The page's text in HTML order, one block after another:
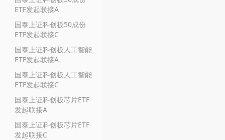
ETF发起联接A
国泰上证科创板50成份
ETF发起联接C
国泰上证科创板人工智能
ETF发起联接A
国泰上证科创板人工智能
ETF发起联接C
国泰上证科创板芯片ETF
发起联接A
国泰上证科创板芯片ETF
发起联接C